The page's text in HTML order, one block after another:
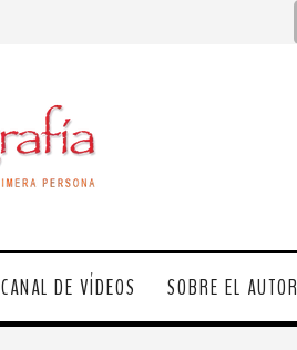
CANAL DE VÍDEOS SOBRE EL AUTOR